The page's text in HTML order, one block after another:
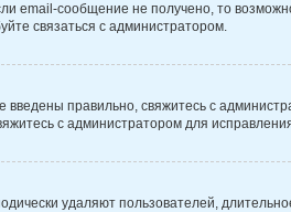
email-сообщение не получено, то
связаться с администратором.
введены правильно, свяжитесь с
с администратором для
удаляют пользователей,